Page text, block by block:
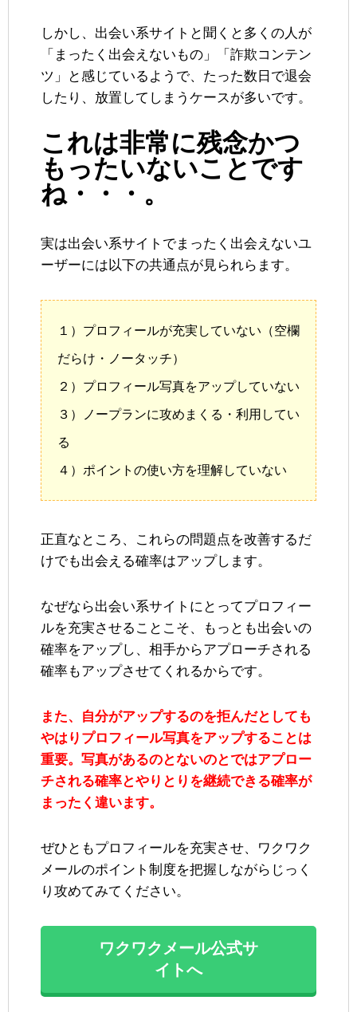
しかし、出会い系サイトと聞くと多くの人が
「まったく出会えないもの」「詐欺コンテン
ツ」と感じているようで、たった数日で退会
したり、放置してしまうケースが多いです。
これは非常に残念かつ
もったいないことです
ね・・・。
実は出会い系サイトでまったく出会えないユ
ーザーには以下の共通点が見られらます。
１）プロフィールが充実していない（空欄
だらけ・ノータッチ）
２）プロフィール写真をアップしていない
３）ノープランに攻めまくる・利用してい
る
４）ポイントの使い方を理解していない
正直なところ、これらの問題点を改善するだ
けでも出会える確率はアップします。
なぜなら出会い系サイトにとってプロフィー
ルを充実させることこそ、もっとも出会いの
確率をアップし、相手からアプローチされる
確率もアップさせてくれるからです。
また、自分がアップするのを拒んだとしても
やはりプロフィール写真をアップすることは
重要。写真があるのとないのとではアプロー
チされる確率とやりとりを継続できる確率が
まったく違います。
ぜひともプロフィールを充実させ、ワクワク
メールのポイント制度を把握しながらじっく
り攻めてみてください。
ワクワクメール公式サ
イトへ